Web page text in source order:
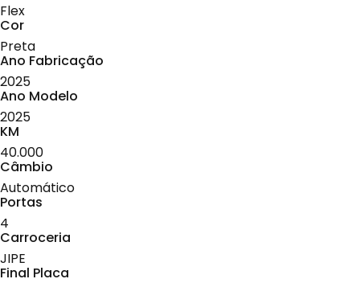
Flex
Cor
Preta
Ano Fabricação
2025
Ano Modelo
2025
KM
40.000
Câmbio
Automático
Portas
4
Carroceria
JIPE
Final Placa